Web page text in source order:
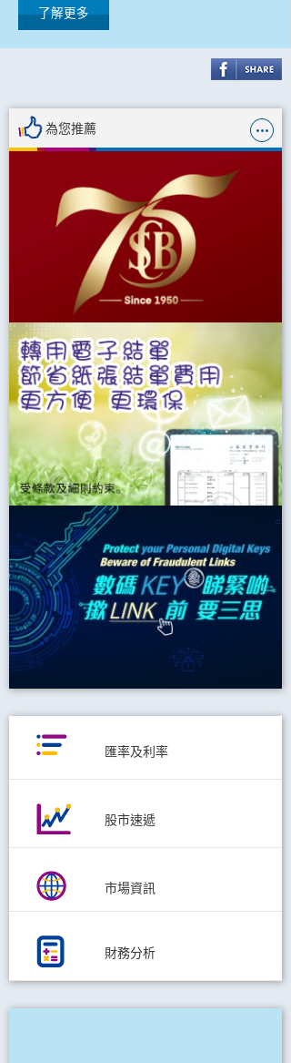
了解更多
為您推薦
匯率及利率
股市速遞
市場資訊
財務分析